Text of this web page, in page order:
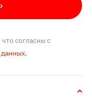
согласны с